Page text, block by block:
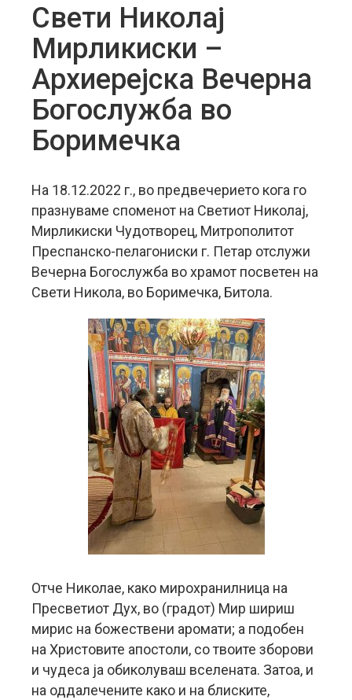
Свети Николај
Мирликиски –
Архиерејска Вечерна
Богослужба во
Боримечка
На 18.12.2022 г., во предвечерието кога го
празнуваме споменот на Светиот Николај,
Мирликиски Чудотворец, Митрополитот
Преспанско-пелагониски г. Петар отслужи
Вечерна Богослужба во храмот посветен на
Свети Никола, во Боримечка, Битола.
Отче Николае, како мирохранилница на
Пресветиот Дух, во (градот) Мир шириш
мирис на божествени аромати; a подобен
на Христовите апостоли, со твоите зборови
и чудеса ја обиколуваш вселената. Затоа, и
на оддалечените како и на блиските,